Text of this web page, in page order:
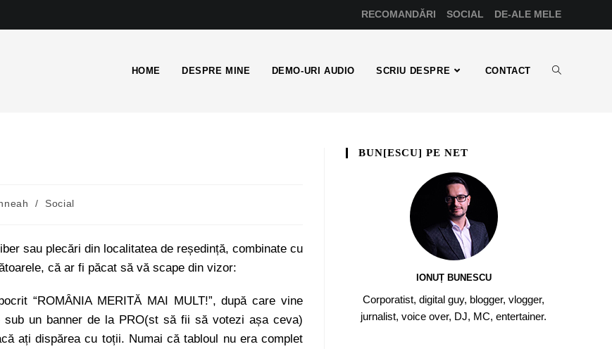
RECOMANDĂRI SOCIAL DE-ALE MELE
HOME DESPRE MINE DEMO-URI AUDIO SCRIU DESPRE CONTACT
/ Social
sau plecări din localitatea de reședință, combinate cu
că ar fi păcat să vă scape din vizor:
“ROMÂNIA MERITĂ MAI MULT!”, după care vine
un banner de la PRO(st să fii să votezi așa ceva)
ați dispărea cu toții. Numai că tabloul nu era complet
BUN[ESCU] PE NET
IONUȚ BUNESCU
Corporatist, digital guy, blogger, vlogger,
jurnalist, voice over, DJ, MC, entertainer.